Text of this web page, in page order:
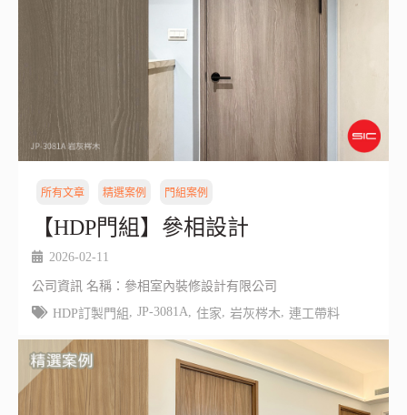
所有文章 精選案例 門組案例
【HDP門組】參相設計
2026-02-11
公司資訊 名稱：參相室內裝修設計有限公司
HDP訂製門組 , JP-3081A, 住家, 岩灰梣木, 連工帶料